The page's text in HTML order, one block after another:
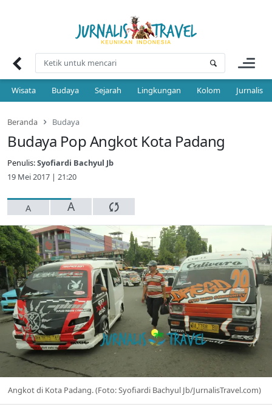
Wisata Budaya Sejarah Lingkungan Kolom Jurnalis
Beranda Budaya
Budaya Pop Angkot Kota Padang
Penulis:Syofiardi Bachyul Jb
19 Mei 2017 | 21:20
A A
Angkot di Kota Padang. (Foto: Syofiardi Bachyul Jb/JurnalisTravel.com)